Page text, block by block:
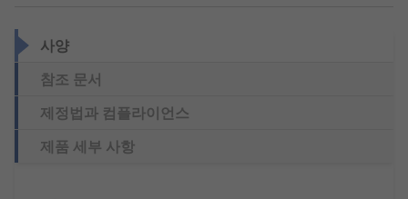
사양
참조 문서
제정법과 컴플라이언스
제품 세부 사항